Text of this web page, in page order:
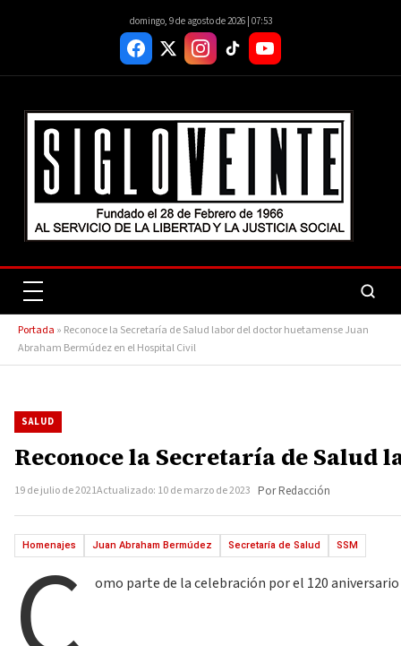
domingo, 9 de agosto de 2026 | 07:53
Portada » Reconoce la Secretaría de Salud labor del doctor huetamense Juan
Abraham Bermúdez en el Hospital Civil
SALUD
Reconoce la Secretaría de Salud
19 de julio de 2021Actualizado: 10 de marzo de 2023 Por Redacción
Homenajes Juan Abraham Bermúdez Secretaría de Salud SSM
omo parte de la celebración por el 120